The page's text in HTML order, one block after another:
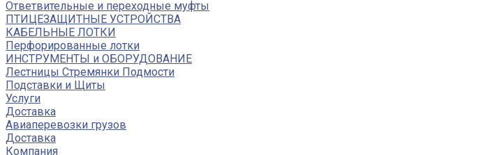
Ответвительные и переходные муфты
ПТИЦЕЗАЩИТНЫЕ УСТРОЙСТВА
КАБЕЛЬНЫЕ ЛОТКИ
Перфорированные лотки
ИНСТРУМЕНТЫ и ОБОРУДОВАНИЕ
Лестницы Стремянки Подмости
Подставки и Щиты
Услуги
Доставка
Авиаперевозки грузов
Доставка
Компания